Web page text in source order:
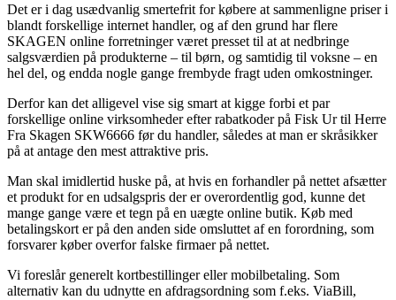
Det er i dag usædvanlig smertefrit for købere at sammenligne priser i
blandt forskellige internet handler, og af den grund har flere
SKAGEN online forretninger været presset til at at nedbringe
salgsværdien på produkterne – til børn, og samtidig til voksne – en
hel del, og endda nogle gange frembyde fragt uden omkostninger.
Derfor kan det alligevel vise sig smart at kigge forbi et par
forskellige online virksomheder efter rabatkoder på Fisk Ur til Herre
Fra Skagen SKW6666 før du handler, således at man er skråsikker
på at antage den mest attraktive pris.
Man skal imidlertid huske på, at hvis en forhandler på nettet afsætter
et produkt for en udsalgspris der er overordentlig god, kunne det
mange gange være et tegn på en uægte online butik. Køb med
betalingskort er på den anden side omsluttet af en forordning, som
forsvarer køber overfor falske firmaer på nettet.
Vi foreslår generelt kortbestillinger eller mobilbetaling. Som
alternativ kan du udnytte en afdragsordning som f.eks. ViaBill,